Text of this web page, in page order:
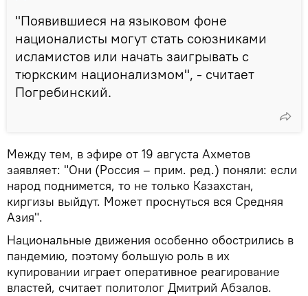
"Появившиеся на языковом фоне
националисты могут стать союзниками
исламистов или начать заигрывать с
тюркским национализмом", - считает
Погребинский.
Между тем, в эфире от 19 августа Ахметов
заявляет: "Они (Россия – прим. ред.) поняли: если
народ поднимется, то не только Казахстан,
киргизы выйдут. Может проснуться вся Средняя
Азия".
Национальные движения особенно обострились в
пандемию, поэтому большую роль в их
купировании играет оперативное реагирование
властей, считает политолог Дмитрий Абзалов.